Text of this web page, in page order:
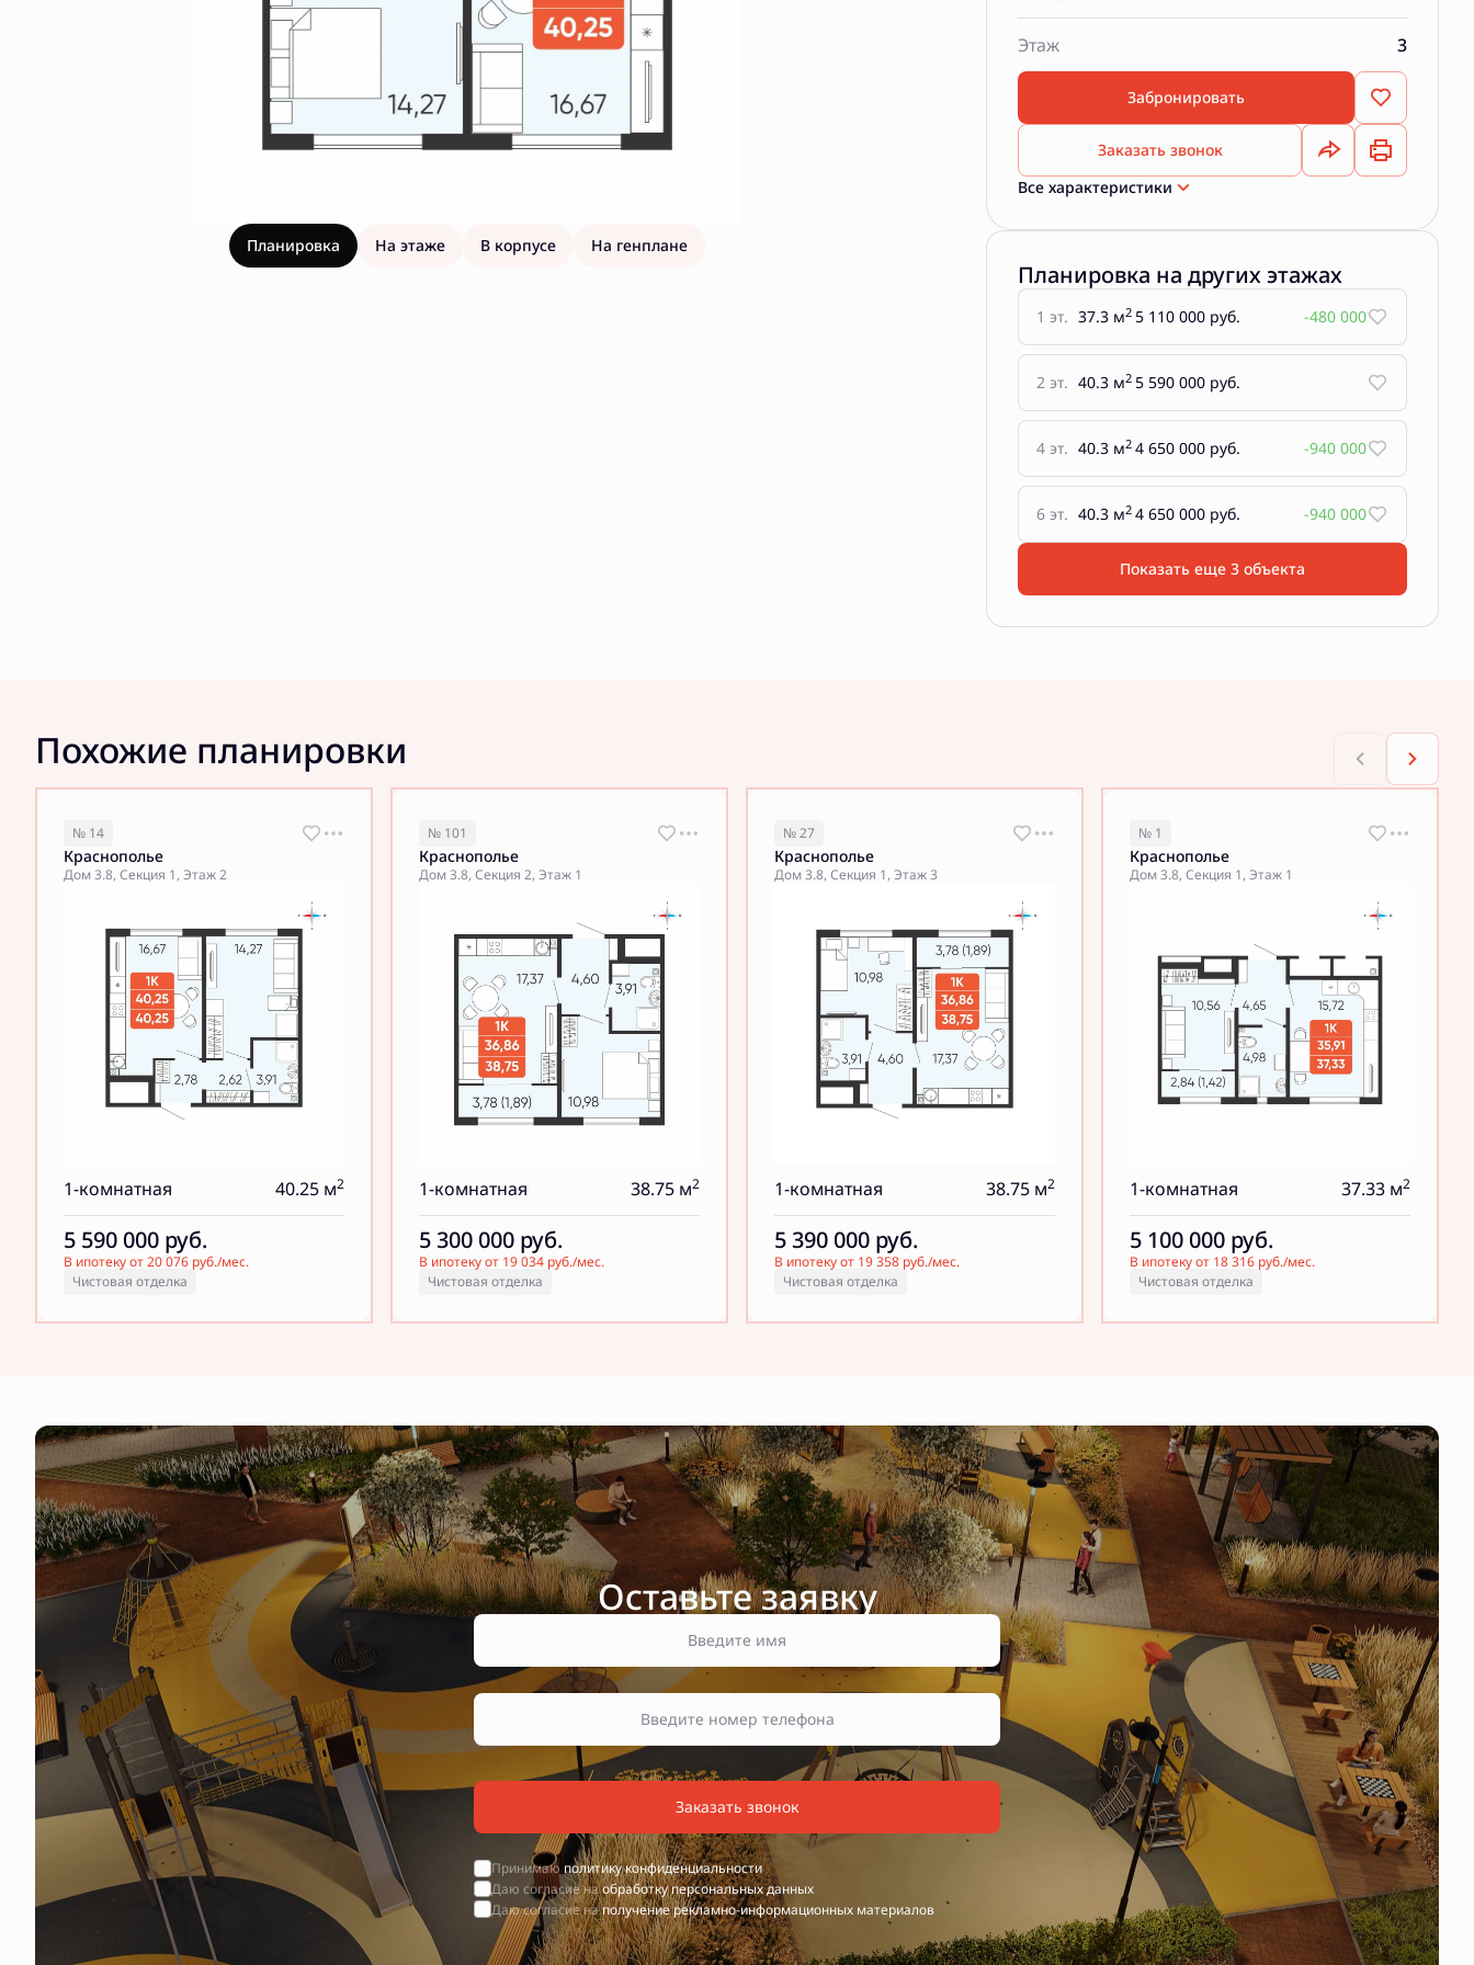
Планировка На этаже В корпусе На генплане
Этаж 3
Забронировать
Заказать звонок
Все характеристики
Планировка на других этажах
1 эт. 37.3 м2 5 110 000 руб. -480 000
2 эт. 40.3 м2 5 590 000 руб.
4 эт. 40.3 м2 4 650 000 руб. -940 000
6 эт. 40.3 м2 4 650 000 руб. -940 000
Показать еще 3 объектa
Похожие планировки
№ 14
Краснополье
Дом 3.8, Секция 1, Этаж 2
1-комнатная 40.25 м2
5 590 000 руб.
В ипотеку от 20 076 руб./мес.
Чистовая отделка
№ 101
Краснополье
Дом 3.8, Секция 2, Этаж 1
1-комнатная 38.75 м2
5 300 000 руб.
В ипотеку от 19 034 руб./мес.
Чистовая отделка
№ 27
Краснополье
Дом 3.8, Секция 1, Этаж 3
1-комнатная 38.75 м2
5 390 000 руб.
В ипотеку от 19 358 руб./мес.
Чистовая отделка
№ 1
Краснополье
Дом 3.8, Секция 1, Этаж 1
1-комнатная 37.33 м2
5 100 000 руб.
В ипотеку от 18 316 руб./мес.
Чистовая отделка
Оставьте заявку
Заказать звонок
Принимаю политику конфиденциальности
Даю согласие наобработку персональных данных
Даю согласие наполучение рекламно-информационных материалов